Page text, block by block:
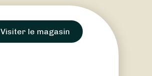
Visiter le magasin